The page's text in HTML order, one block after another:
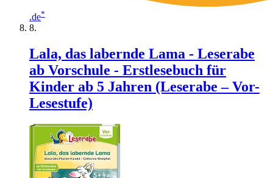
.de*
Lala, das labernde Lama - Leserabe
ab Vorschule - Erstlesebuch für
Kinder ab 5 Jahren (Leserabe – Vor-
Lesestufe)